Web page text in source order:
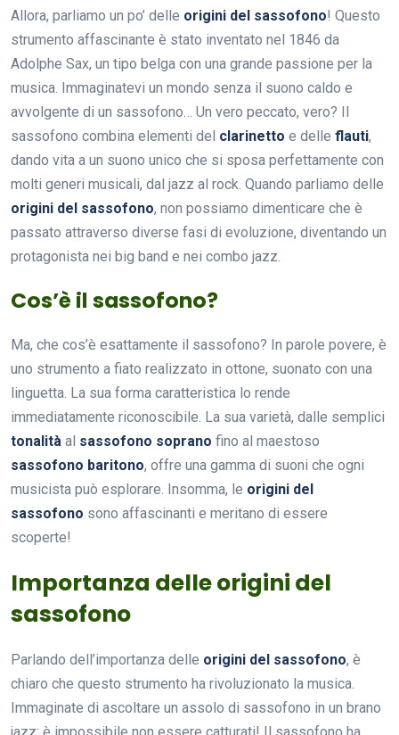
Allora, parliamo un po’ delle origini del sassofono! Questo
strumento affascinante è stato inventato nel 1846 da
Adolphe Sax, un tipo belga con una grande passione per la
musica. Immaginatevi un mondo senza il suono caldo e
avvolgente di un sassofono… Un vero peccato, vero? Il
sassofono combina elementi del clarinetto e delle flauti,
dando vita a un suono unico che si sposa perfettamente con
molti generi musicali, dal jazz al rock. Quando parliamo delle
origini del sassofono, non possiamo dimenticare che è
passato attraverso diverse fasi di evoluzione, diventando un
protagonista nei big band e nei combo jazz.
Cos’è il sassofono?
Ma, che cos’è esattamente il sassofono? In parole povere, è
uno strumento a fiato realizzato in ottone, suonato con una
linguetta. La sua forma caratteristica lo rende
immediatamente riconoscibile. La sua varietà, dalle semplici
tonalità al sassofono soprano fino al maestoso
sassofono baritono, offre una gamma di suoni che ogni
musicista può esplorare. Insomma, le origini del
sassofono sono affascinanti e meritano di essere
scoperte!
Importanza delle origini del
sassofono
Parlando dell’importanza delle origini del sassofono, è
chiaro che questo strumento ha rivoluzionato la musica.
Immaginate di ascoltare un assolo di sassofono in un brano